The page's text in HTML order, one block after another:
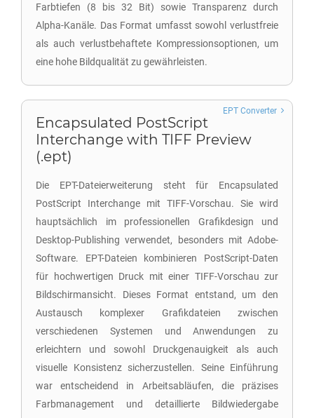
Farbtiefen (8 bis 32 Bit) sowie Transparenz durch
Alpha-Kanäle. Das Format umfasst sowohl verlustfreie
als auch verlustbehaftete Kompressionsoptionen, um
eine hohe Bildqualität zu gewährleisten.
Encapsulated PostScript
Interchange with TIFF Preview
(.ept)
Die EPT-Dateierweiterung steht für Encapsulated
PostScript Interchange mit TIFF-Vorschau. Sie wird
hauptsächlich im professionellen Grafikdesign und
Desktop-Publishing verwendet, besonders mit Adobe-
Software. EPT-Dateien kombinieren PostScript-Daten
für hochwertigen Druck mit einer TIFF-Vorschau zur
Bildschirmansicht. Dieses Format entstand, um den
Austausch komplexer Grafikdateien zwischen
verschiedenen Systemen und Anwendungen zu
erleichtern und sowohl Druckgenauigkeit als auch
visuelle Konsistenz sicherzustellen. Seine Einführung
war entscheidend in Arbeitsabläufen, die präzises
Farbmanagement und detaillierte Bildwiedergabe
EPT Converter